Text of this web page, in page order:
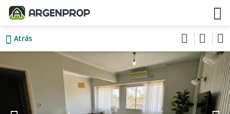
Atrás